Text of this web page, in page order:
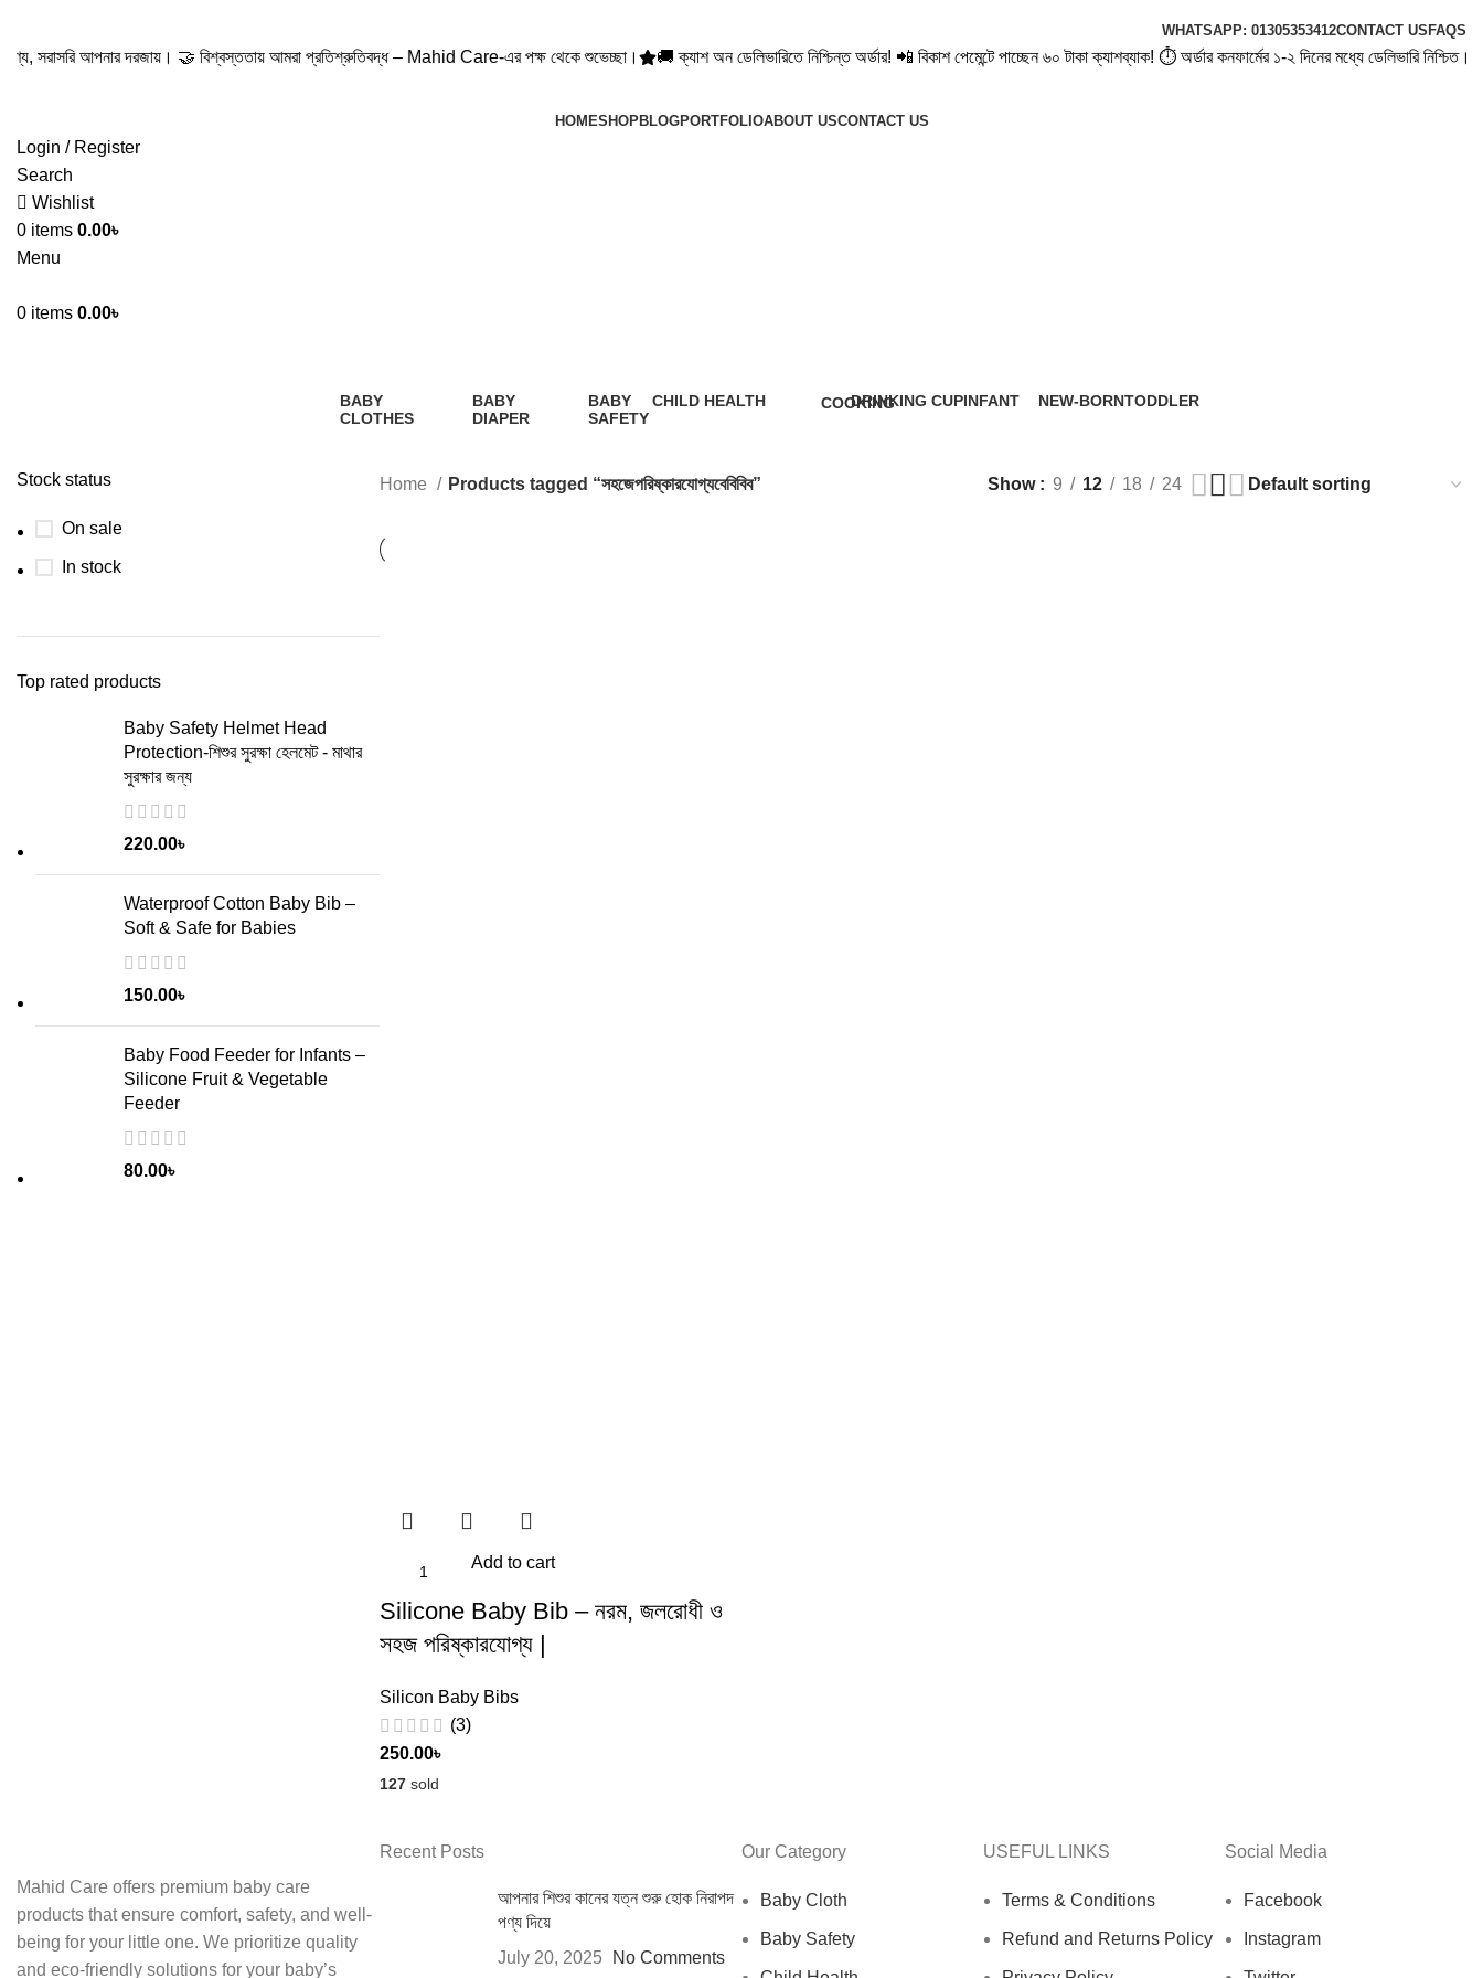
WHATSAPP: 01305353412CONTACT US FAQS
আপনার দরজায়। 🤝 বিশ্বস্ততায় আমরা প্রতিশ্রুতিবদ্ধ – Mahid Care-এর পক্ষ থেকে শুভেচ্ছা। 🚚 ক্যাশ অন ডেলিভারিতে নিশ্চিন্ত অর্ডার! 📲 বিকাশ পেমেন্টে পাচ্ছেন ৬০ টাকা ক্যাশব্যাক! ⏱️ অর্ডার কনফার্মের ১-২ দিনের মধ্যে ডেলিভারি নিশ্চিত। 🛍️
HOMESHOPBLOGPORTFOLIOABOUT USCONTACT US
Login / Register
Search
Wishlist
0 items 0.00৳
Menu
0 items 0.00৳
BABY
CLOTHES
BABY
DIAPER
BABY
SAFETY
CHILD HEALTH
COOKING
DRINKING CUPINFANT
NEW-BORNTODDLER
Stock status
On sale
In stock
Top rated products
Baby Safety Helmet Head
Protection-শিশুর সুরক্ষা হেলমেট - মাথার
সুরক্ষার জন্য
220.00৳
Waterproof Cotton Baby Bib –
Soft & Safe for Babies
150.00৳
Baby Food Feeder for Infants –
Silicone Fruit & Vegetable
Feeder
80.00৳
Home Products tagged “সহজেপরিষ্কারযোগ্যবেবিবিব” Show 9 12 18 24
Add to cart
Silicone Baby Bib – নরম, জলরোধী ও
সহজ পরিষ্কারযোগ্য |
Silicon Baby Bibs
(3)
250.00৳
127sold
Mahid Care offers premium baby care
products that ensure comfort, safety, and well-
being for your little one. We prioritize quality
and eco-friendly solutions for your baby’s
Recent Posts
আপনার শিশুর কানের যত্ন শুরু হোক নিরাপদ
পণ্য দিয়ে
July 20, 2025
No Comments
Our Category
Baby Cloth
Baby Safety
USEFUL LINKS
Terms & Conditions
Refund and Returns Policy
Social Media
Facebook
Instagram